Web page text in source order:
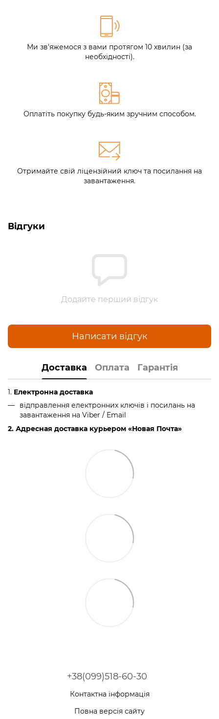
Ми зв'яжемося з вами протягом 10 хвилин (за
необхідності).
Оплатіть покупку будь-яким зручним способом.
Отримайте свій ліцензійний ключ та посилання на
завантаження.
Відгуки
Додайте перший відгук
Написати відгук
Доставка Оплата Гарантія
1. Електронна доставка
відправлення електронних ключів і посилань на
завантаження на Viber / Email
2. Адресная доставка курьером «Новая Почта»
+38(099)518-60-30
Контактна інформація
Повна версія сайту